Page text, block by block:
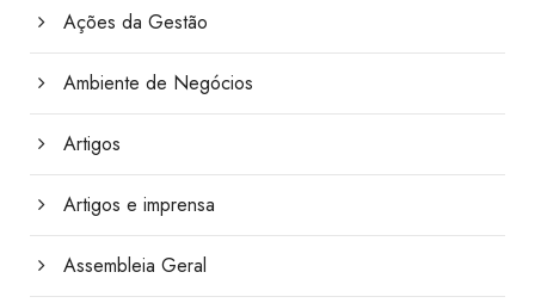
Ações da Gestão
Ambiente de Negócios
Artigos
Artigos e imprensa
Assembleia Geral